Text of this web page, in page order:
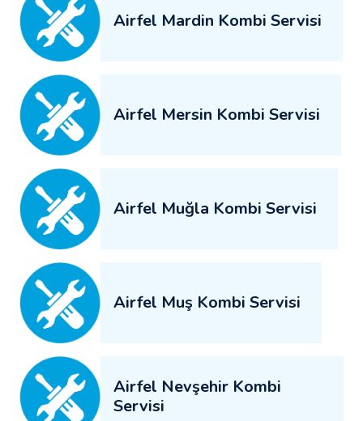
Airfel Mardin Kombi Servisi
Airfel Mersin Kombi Servisi
Airfel Muğla Kombi Servisi
Airfel Muş Kombi Servisi
Airfel Nevşehir Kombi
Servisi